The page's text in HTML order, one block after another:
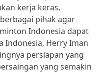
kerja keras,
pihak agar
Indonesia dapat
Indonesia, Herry Iman
persiapan yang
yang semakin